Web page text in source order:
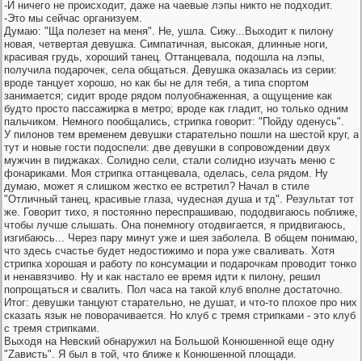
-И ничего не происходит, даже на чаевые лэпы никто не подходит.
-Это мы сейчас организуем.
Думаю: "Ща полезет на меня". Не, ушла. Сижу...Выходит к пилону
новая, четвертая девушка. Симпатичная, высокая, длинные ноги,
красивая грудь, хороший танец. Оттанцевала, подошла на лэпы,
получила подарочек, села общаться. Девушка оказалась из серии:
вроде танцует хорошо, но как бы не для тебя, а типа спортом
занимается; сидит вроде рядом полуобнаженная, а ощущение как
будто просто пассажирка в метро; вроде как гладит, но только одним
пальчиком. Немного пообщались, стрипка говорит: "Пойду оденусь".
У пилонов тем временем девушки старательно пошли на шестой круг, а
тут и новые гости подоспели: две девушки в сопровождении двух
мужчин в пиджаках. Солидно сели, стали солидно изучать меню с
фонариками. Моя стрипка оттанцевала, оделась, села рядом. Ну
думаю, может я слишком жестко ее встретил? Начал в стиле
"Отличный танец, красивые глаза, чудесная душа и тд". Результат тот
же. Говорит тихо, я постоянно переспрашиваю, пододвигаюсь поближе,
чтобы лучше слышать. Она понемногу отодвигается, я придвигаюсь,
изгибаюсь... Через пару минут уже и шея заболела. В общем понимаю,
что здесь счастье будет недостижимо и пора уже сваливать. Хотя
стрипка хорошая и работу по консумации и подарочкам проводит тонко
и ненавязчиво. Ну и как настало ее время идти к пилону, решил
попрощаться и свалить. Пол часа на такой клуб вполне достаточно.
Итог: девушки танцуют старательно, не душат, и что-то плохое про них
сказать язык не поворачивается. Но клуб с тремя стрипками - это клуб
с тремя стрипками.
Выходя на Невский обнаружил на Большой Конюшенной еще одну
"Zависть". Я был в той, что ближе к Конюшенной площади.